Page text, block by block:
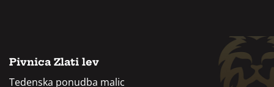
Pivnica Zlati lev
Tedenska ponudba malic